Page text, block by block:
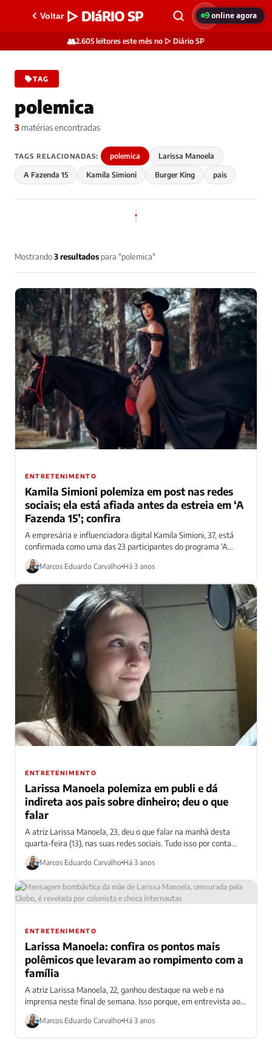
Voltar ▷ DIáRIO SP
👥2.605 leitores este mês no ▷ Diário SP
TAG
polemica
3 matérias encontradas
TAGS RELACIONADAS: polemica Larissa Manoela
A Fazenda 15 Kamila Simioni Burger King pais
Mostrando3 resultados para "polemica"
ENTRETENIMENTO
Kamila Simioni polemiza em post nas redes
sociais; ela está afiada antes da estreia em ‘A
Fazenda 15’; confira
A empresária e influenciadora digital Kamila Simioni, 37, está
confirmada como uma das 23 participantes do programa ‘A
Fazenda 15’, da TV...
Marcos Eduardo Carvalho Há 3 anos
ENTRETENIMENTO
Larissa Manoela polemiza em publi e dá
indireta aos pais sobre dinheiro; deu o que
falar
A atriz Larissa Manoela, 23, deu o que falar na manhã desta
quarta-feira (13), nas suas redes sociais. Tudo isso por conta...
Marcos Eduardo Carvalho Há 3 anos
ENTRETENIMENTO
Larissa Manoela: confira os pontos mais
polêmicos que levaram ao rompimento com a
família
A atriz Larissa Manoela, 22, ganhou destaque na web e na
imprensa neste final de semana. Isso porque, em entrevista ao
Fantástico,...
Marcos Eduardo Carvalho Há 3 anos
9online agora